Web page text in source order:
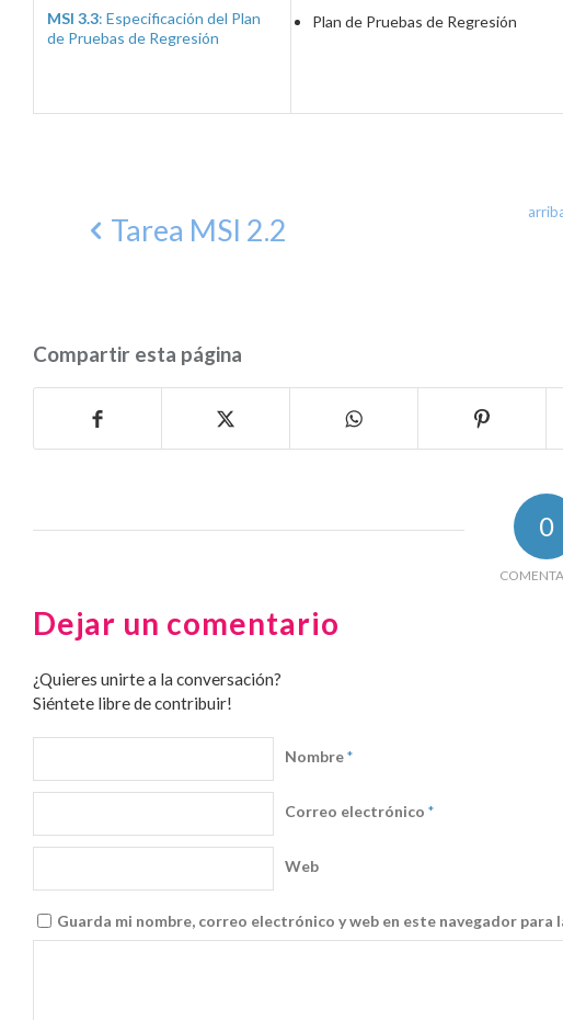
MSI 3.3: Especificación del Plan
de Pruebas de Regresión
Plan de Pruebas de Regresión
Tarea MSI 2.2
Compartir esta página
0
Dejar un comentario
¿Quieres unirte a la conversación?
Siéntete libre de contribuir!
Nombre*
Correo electrónico *
Web
Guarda mi nombre, correo electrónico y web en este navegador para